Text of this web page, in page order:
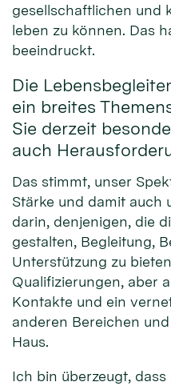
gesellschaftlichen und
leben zu können. Das
beeindruckt.
Die
ein breites
Sie derzeit
auch
Das stimmt, unser
Stärke und damit auch
darin, denjenigen, die
gestalten, Begleitung,
Unterstützung zu
Qualifizierungen, aber
Kontakte und ein
anderen Bereichen
Haus.
Ich bin überzeugt,